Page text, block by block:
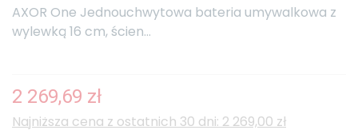
AXOR One Jednouchwytowa bateria umywalkowa z
wylewką 16 cm, ścien...
2 269,69 zł
Najniższa cena z ostatnich 30 dni: 2 269,00 zł